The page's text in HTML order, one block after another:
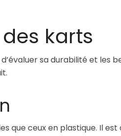
karts
sa durabilité et les
que ceux en plastique. Il